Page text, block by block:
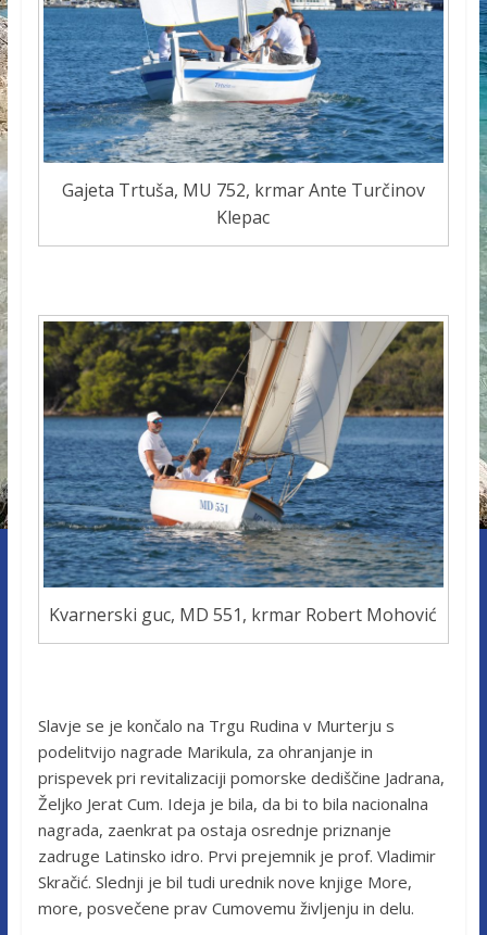
Gajeta Trtuša, MU 752, krmar Ante Turčinov
Klepac
Kvarnerski guc, MD 551, krmar Robert Mohović
Slavje se je končalo na Trgu Rudina v Murterju s
podelitvijo nagrade Marikula, za ohranjanje in
prispevek pri revitalizaciji pomorske dediščine Jadrana,
Željko Jerat Cum. Ideja je bila, da bi to bila nacionalna
nagrada, zaenkrat pa ostaja osrednje priznanje
zadruge Latinsko idro. Prvi prejemnik je prof. Vladimir
Skračić. Slednji je bil tudi urednik nove knjige More,
more, posvečene prav Cumovemu življenju in delu.